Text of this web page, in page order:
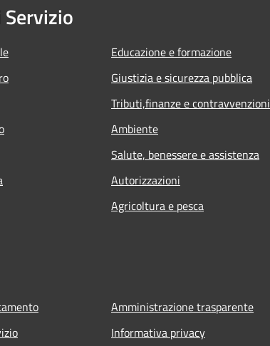
Educazione e formazione
Giustizia e sicurezza pubblica
Tributi,finanze e contravvenzioni
Ambiente
Salute, benessere e assistenza
Autorizzazioni
Agricoltura e pesca
Amministrazione trasparente
Informativa privacy